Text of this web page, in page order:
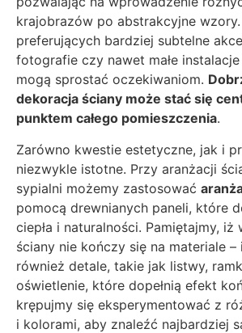
krajobrazów po abstrakcyjne
preferujących bardziej subtelne
fotografie czy nawet małe
mogą sprostać oczekiwaniom.
dekoracja ściany może stać się
punktem całego pomieszczenia.
Zarówno kwestie estetyczne, jak i
niezwykle istotne. Przy aranżacji
sypialni możemy zastosować
pomocą drewnianych paneli, które
ciepła i naturalności. Pamiętajmy, iż
ściany nie kończy się na materiale –
również detale, takie jak listwy,
oświetlenie, które dopełnią efekt
krępujmy się eksperymentować z
i kolorami, aby znaleźć najbardziej